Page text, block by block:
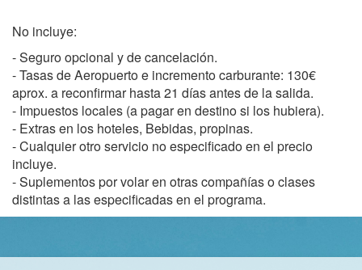
No incluye:
- Seguro opcional y de cancelación.
- Tasas de Aeropuerto e incremento carburante: 130€
aprox. a reconfirmar hasta 21 días antes de la salida.
- Impuestos locales (a pagar en destino si los hubiera).
- Extras en los hoteles, Bebidas, propinas.
- Cualquier otro servicio no especificado en el precio
incluye.
- Suplementos por volar en otras compañías o clases
distintas a las especificadas en el programa.